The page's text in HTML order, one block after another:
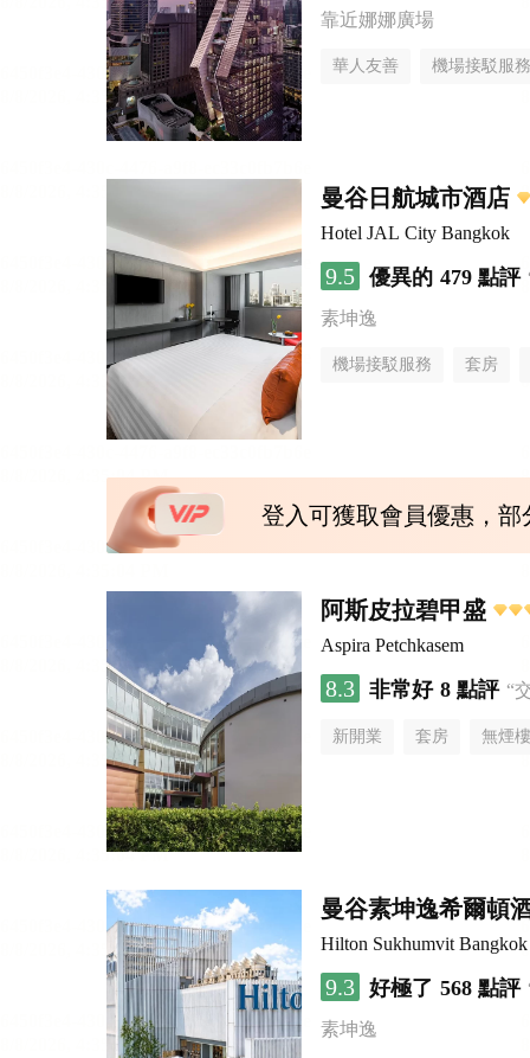
靠近娜娜廣場
華人友善 機場接駁服務
曼谷日航城市酒店
Hotel JAL City Bangkok
9.5 優異的 479 點評
素坤逸
機場接駁服務 套房
登入可獲取會員優惠，
阿斯皮拉碧甲盛
Aspira Petchkasem
8.3 非常好 8 點評 “
新開業 套房 無煙
曼谷素坤逸希爾頓
Hilton Sukhumvit Bangkok
9.3 好極了 568 點評
素坤逸